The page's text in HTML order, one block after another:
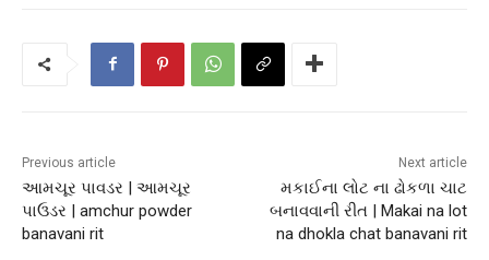
Previous article
આમચૂર પાવડર | આમચૂર
પાઉડર | amchur powder
banavani rit
Next article
મકાઈના લોટ ના ઢોકળા ચાટ
બનાવવાની રીત | Makai na lot
na dhokla chat banavani rit